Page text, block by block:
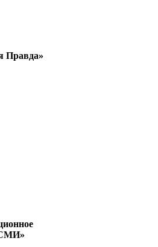
Правда»